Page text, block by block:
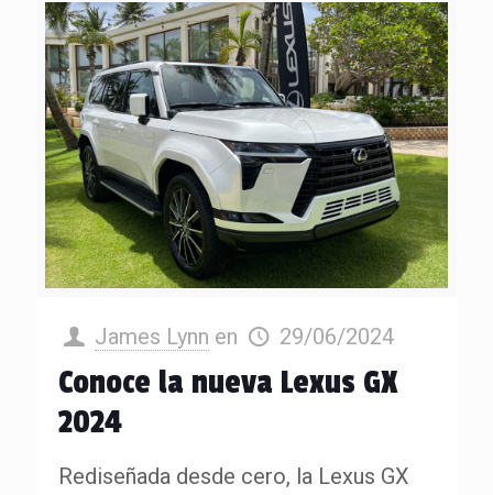
James Lynn en 29/06/2024
Conoce la nueva Lexus GX
2024
Rediseñada desde cero, la Lexus GX